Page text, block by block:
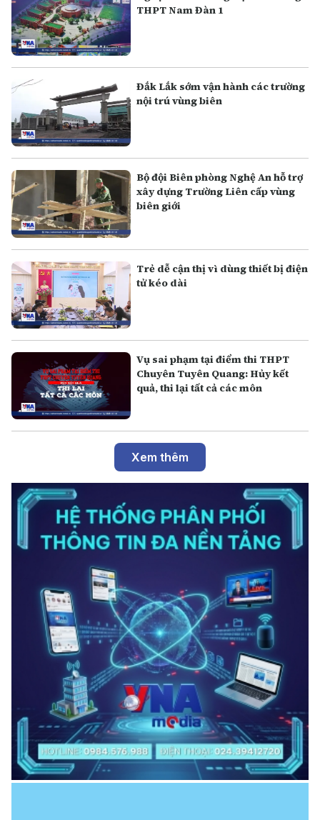
THPT Nam Đàn 1
Đắk Lắk sớm vận hành các trường
nội trú vùng biên
Bộ đội Biên phòng Nghệ An hỗ trợ
xây dựng Trường Liên cấp vùng
biên giới
Trẻ dễ cận thị vì dùng thiết bị điện
tử kéo dài
Vụ sai phạm tại điểm thi THPT
Chuyên Tuyên Quang: Hủy kết
quả, thi lại tất cả các môn
Xem thêm